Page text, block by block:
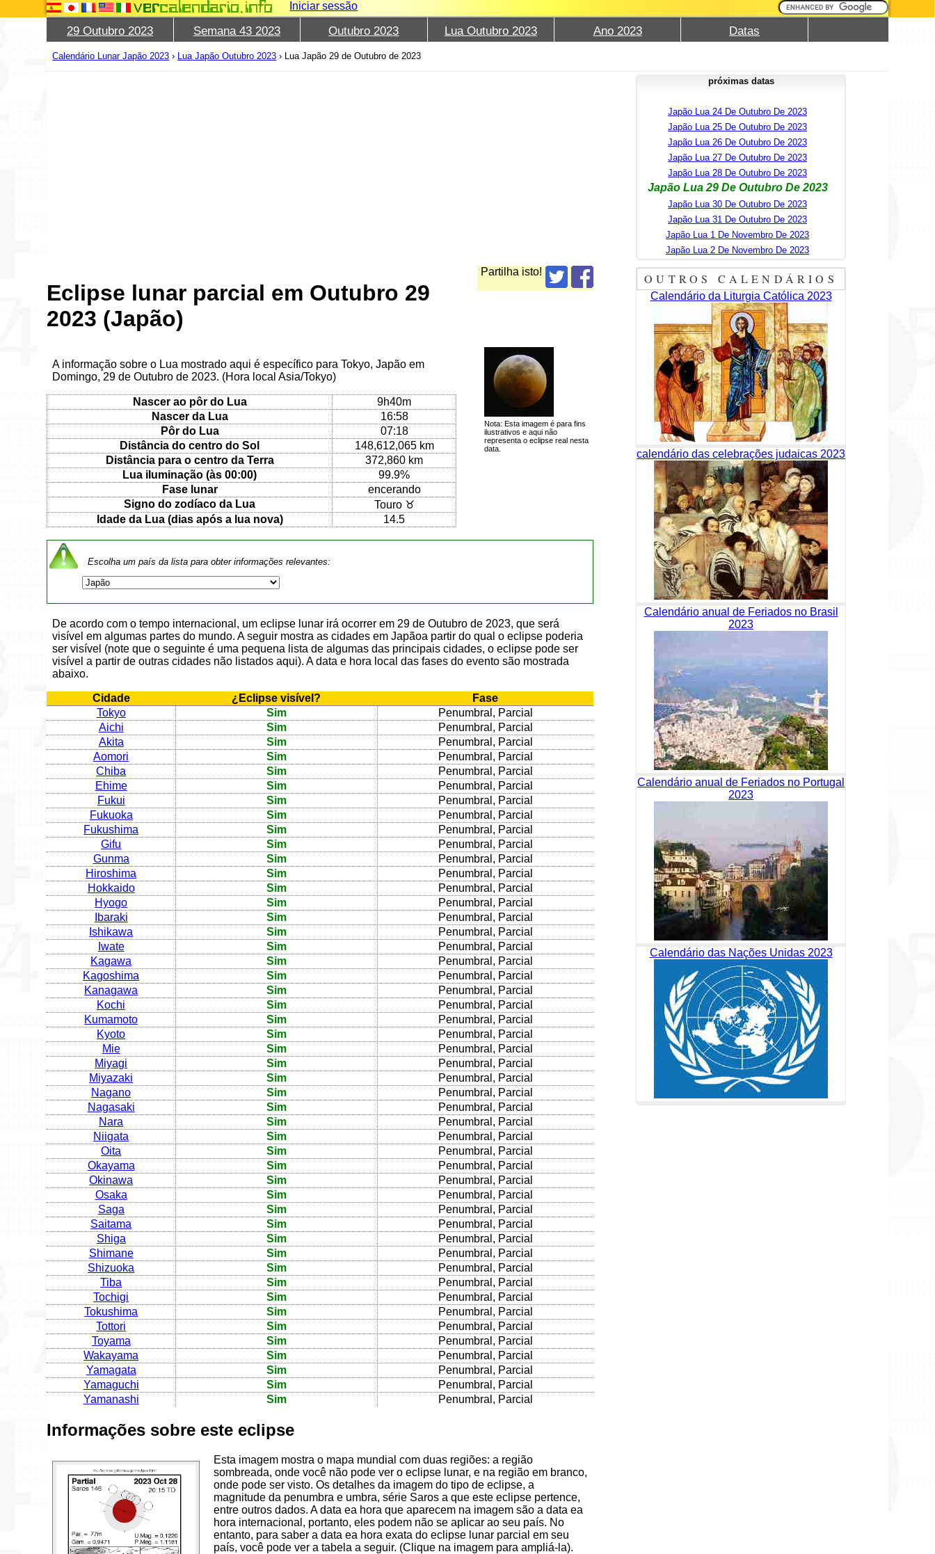
Iniciar sessão
29 Outubro 2023 Semana 43 2023 Outubro 2023 Lua Outubro 2023 Ano 2023 Datas
Calendário Lunar Japão 2023 › Lua Japão Outubro 2023 › Lua Japão 29 de Outubro de 2023
Partilha isto!
Eclipse lunar parcial em Outubro 29
2023 (Japão)
Nota: Esta imagem é para fins
ilustrativos e aqui não
representa o eclipse real nesta
data.
A informação sobre o Lua mostrado aqui é específico para Tokyo, Japão em
Domingo, 29 de Outubro de 2023. (Hora local Asia/Tokyo)
Nascer ao pôr do Lua
9h40m
Nascer da Lua
16:58
Pôr do Lua
07:18
Distância do centro do Sol
148,612,065 km
Distância para o centro da Terra
372,860 km
Lua iluminação (às 00:00)
99.9%
Fase lunar
encerando
Signo do zodíaco da Lua
Touro ♉
Idade da Lua (dias após a lua nova)
14.5
Escolha um país da lista para obter informações relevantes:
De acordo com o tempo internacional, um eclipse lunar irá ocorrer em 29 de Outubro de 2023, que será
visível em algumas partes do mundo. A seguir mostra as cidades em Japãoa partir do qual o eclipse poderia
ser visível (note que o seguinte é uma pequena lista de algumas das principais cidades, o eclipse pode ser
visível a partir de outras cidades não listados aqui). A data e hora local das fases do evento são mostrada
abaixo.
Cidade ¿Eclipse visível?
Fase
Tokyo
Sim
Penumbral, Parcial
Aichi
Sim
Penumbral, Parcial
Akita
Sim
Penumbral, Parcial
Aomori
Sim
Penumbral, Parcial
Chiba
Sim
Penumbral, Parcial
Ehime
Sim
Penumbral, Parcial
Fukui
Sim
Penumbral, Parcial
Fukuoka
Sim
Penumbral, Parcial
Fukushima
Sim
Penumbral, Parcial
Gifu
Sim
Penumbral, Parcial
Gunma
Sim
Penumbral, Parcial
Hiroshima
Sim
Penumbral, Parcial
Hokkaido
Sim
Penumbral, Parcial
Hyogo
Sim
Penumbral, Parcial
Ibaraki
Sim
Penumbral, Parcial
Ishikawa
Sim
Penumbral, Parcial
Iwate
Sim
Penumbral, Parcial
Kagawa
Sim
Penumbral, Parcial
Kagoshima
Sim
Penumbral, Parcial
Kanagawa
Sim
Penumbral, Parcial
Kochi
Sim
Penumbral, Parcial
Kumamoto
Sim
Penumbral, Parcial
Kyoto
Sim
Penumbral, Parcial
Mie
Sim
Penumbral, Parcial
Miyagi
Sim
Penumbral, Parcial
Miyazaki
Sim
Penumbral, Parcial
Nagano
Sim
Penumbral, Parcial
Nagasaki
Sim
Penumbral, Parcial
Nara
Sim
Penumbral, Parcial
Niigata
Sim
Penumbral, Parcial
Oita
Sim
Penumbral, Parcial
Okayama
Sim
Penumbral, Parcial
Okinawa
Sim
Penumbral, Parcial
Osaka
Sim
Penumbral, Parcial
Saga
Sim
Penumbral, Parcial
Saitama
Sim
Penumbral, Parcial
Shiga
Sim
Penumbral, Parcial
Shimane
Sim
Penumbral, Parcial
Shizuoka
Sim
Penumbral, Parcial
Tiba
Sim
Penumbral, Parcial
Tochigi
Sim
Penumbral, Parcial
Tokushima
Sim
Penumbral, Parcial
Tottori
Sim
Penumbral, Parcial
Toyama
Sim
Penumbral, Parcial
Wakayama
Sim
Penumbral, Parcial
Yamagata
Sim
Penumbral, Parcial
Yamaguchi
Sim
Penumbral, Parcial
Yamanashi
Sim Penumbral, Parcial
Informações sobre este eclipse
Esta imagem mostra o mapa mundial com duas regiões: a região
sombreada, onde você não pode ver o eclipse lunar, e na região em branco,
onde pode ser visto. Os detalhes da imagem do tipo de eclipse, a
magnitude da penumbra e umbra, série Saros a que este eclipse pertence,
entre outros dados. A data ea hora que aparecem na imagem são a data ea
hora internacional, portanto, eles podem não se aplicar ao seu país. No
entanto, para saber a data ea hora exata do eclipse lunar parcial em seu
país, você pode ver a tabela a seguir. (Clique na imagem para ampliá-la).
próximas datas
Japão Lua 24 De Outubro De 2023
Japão Lua 25 De Outubro De 2023
Japão Lua 26 De Outubro De 2023
Japão Lua 27 De Outubro De 2023
Japão Lua 28 De Outubro De 2023
Japão Lua 29 De Outubro De 2023
Japão Lua 30 De Outubro De 2023
Japão Lua 31 De Outubro De 2023
Japão Lua 1 De Novembro De 2023
Japão Lua 2 De Novembro De 2023
OUTROS CALENDÁRIOS
Calendário da Liturgia Católica 2023
calendário das celebrações judaicas 2023
Calendário anual de Feriados no Brasil
2023
Calendário anual de Feriados no Portugal
2023
Calendário das Nações Unidas 2023